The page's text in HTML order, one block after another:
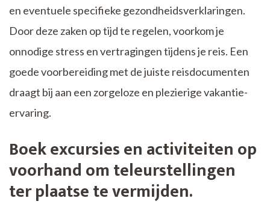
en eventuele specifieke gezondheidsverklaringen.
Door deze zaken op tijd te regelen, voorkom je
onnodige stress en vertragingen tijdens je reis. Een
goede voorbereiding met de juiste reisdocumenten
draagt bij aan een zorgeloze en plezierige vakantie-
ervaring.
Boek excursies en activiteiten op
voorhand om teleurstellingen
ter plaatse te vermijden.